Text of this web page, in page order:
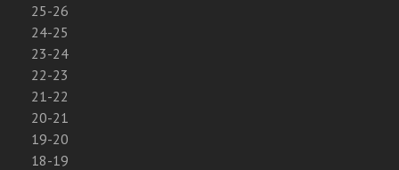
25-26
24-25
23-24
22-23
21-22
20-21
19-20
18-19